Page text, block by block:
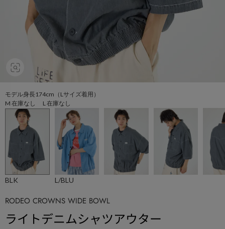
モデル身長174cm（Lサイズ着用）
M 在庫なし L 在庫なし
BLK L/BLU
RODEO CROWNS WIDE BOWL
ライトデニムシャツアウター